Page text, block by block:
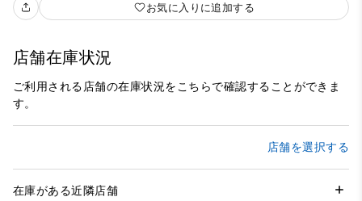
お気に入りに追加する
店舗在庫状況
ご利用される店舗の在庫状況をこちらで確認することができま
す。
店舗を選択する
在庫がある近隣店舗